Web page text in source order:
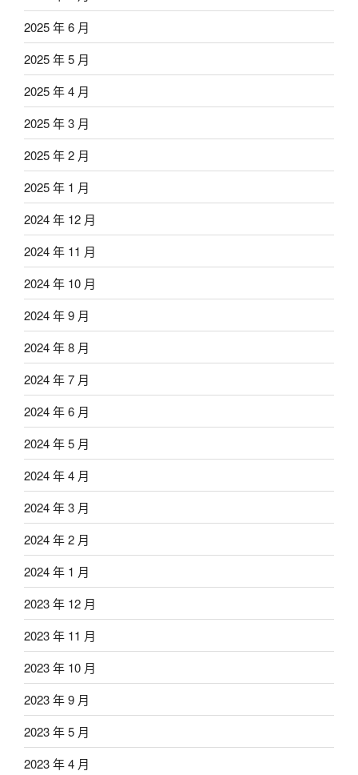
2025 年 6 月
2025 年 5 月
2025 年 4 月
2025 年 3 月
2025 年 2 月
2025 年 1 月
2024 年 12 月
2024 年 11 月
2024 年 10 月
2024 年 9 月
2024 年 8 月
2024 年 7 月
2024 年 6 月
2024 年 5 月
2024 年 4 月
2024 年 3 月
2024 年 2 月
2024 年 1 月
2023 年 12 月
2023 年 11 月
2023 年 10 月
2023 年 9 月
2023 年 5 月
2023 年 4 月